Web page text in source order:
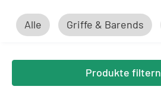
Alle Griffe & Barends
Produkte filtern